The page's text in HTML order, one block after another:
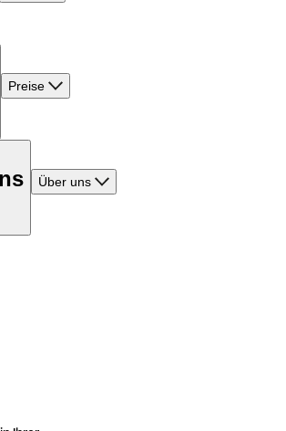
Preise
Über uns